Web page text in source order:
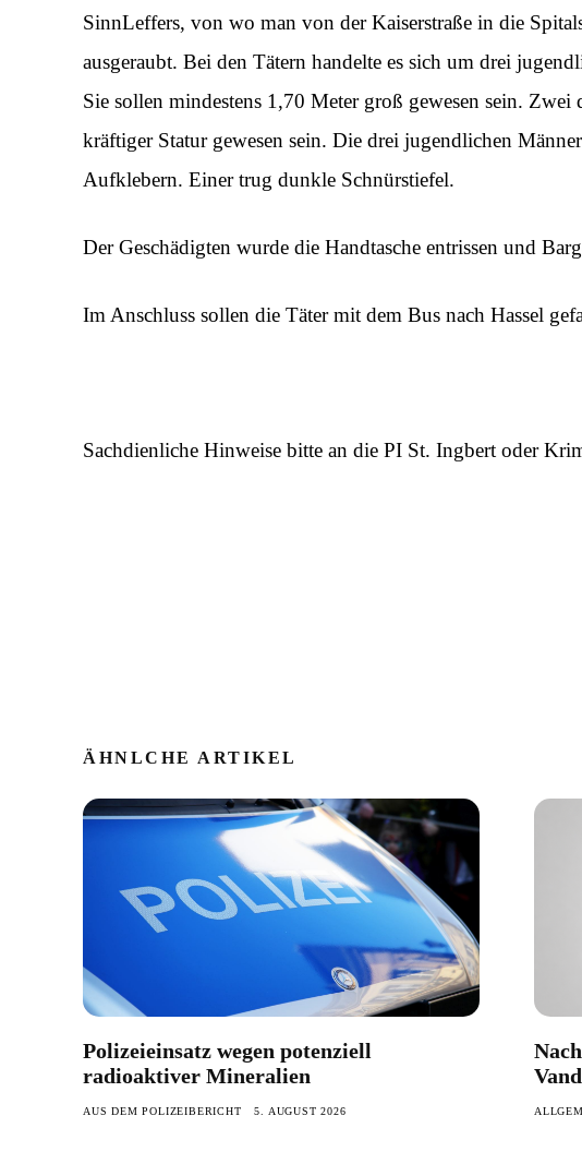
SinnLeffers, von wo man von der Kaiserstraße in die
ausgeraubt. Bei den Tätern handelte es sich um drei
Sie sollen mindestens 1,70 Meter groß gewesen sein.
kräftiger Statur gewesen sein. Die drei jugendlichen
Aufklebern. Einer trug dunkle Schnürstiefel.
Der Geschädigten wurde die Handtasche entrissen und
Im Anschluss sollen die Täter mit dem Bus nach Hassel
Sachdienliche Hinweise bitte an die PI St. Ingbert oder
ÄHNLCHE ARTIKEL
Polizeieinsatz wegen potenziell
radioaktiver Mineralien
AUS DEM POLIZEIBERICHT 5. AUGUST 2026